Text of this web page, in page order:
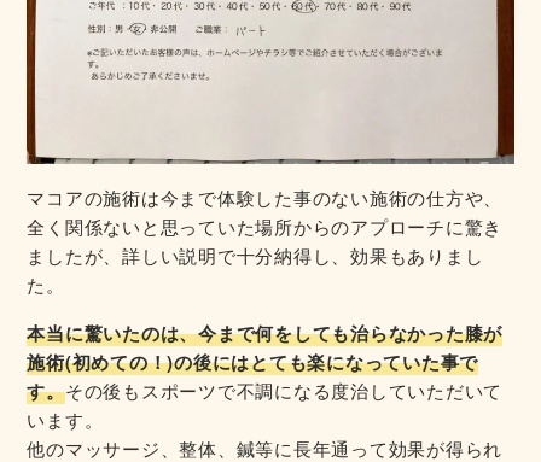
マコアの施術は今まで体験した事のない施術の仕方や、
全く関係ないと思っていた場所からのアプローチに驚き
ましたが、詳しい説明で十分納得し、効果もありまし
た。
本当に驚いたのは、今まで何をしても治らなかった膝が
施術(初めての！)の後にはとても楽になっていた事で
す。その後もスポーツで不調になる度治していただいて
います。
他のマッサージ、整体、鍼等に長年通って効果が得られ